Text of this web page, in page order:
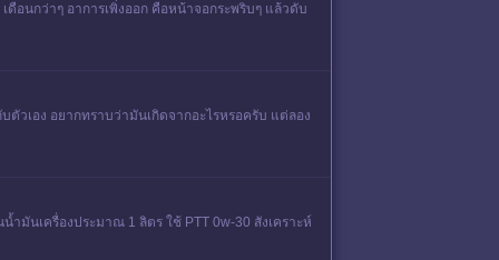
นกว่าๆ อาการเพิ่งออก คือหน้าจอกระพริบๆ แล้วดับ
ตัวเอง อยากทราบว่ามันเกิดจากอะไรหรอครับ แต่ลอง
ำมันเครื่องประมาณ 1 ลิตร ใช้ PTT 0w-30 สังเคราะห์